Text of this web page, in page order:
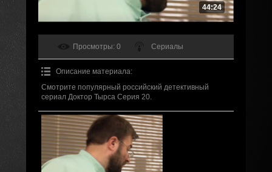
44:24
Просмотры: 0 Сериалы
Описание материала:
Смотрите популярный российский детективный
сериал Доктор Тырса Серия 20.